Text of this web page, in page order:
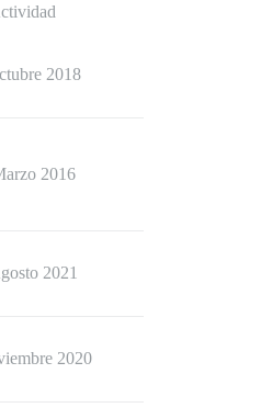
2018
2016
2021
2020